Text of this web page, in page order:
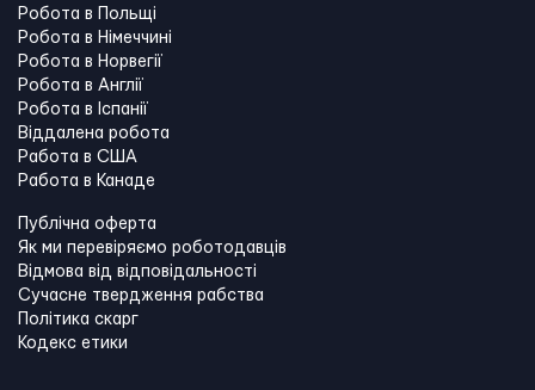
Робота в Польщі
Робота в Німеччині
Робота в Норвегії
Робота в Англії
Робота в Іспанії
Віддалена робота
Работа в США
Работа в Канадe
Публічна оферта
Як ми перевіряємо роботодавців
Відмова від відповідальності
Сучасне твердження рабства
Політика скарг
Кодекс етики